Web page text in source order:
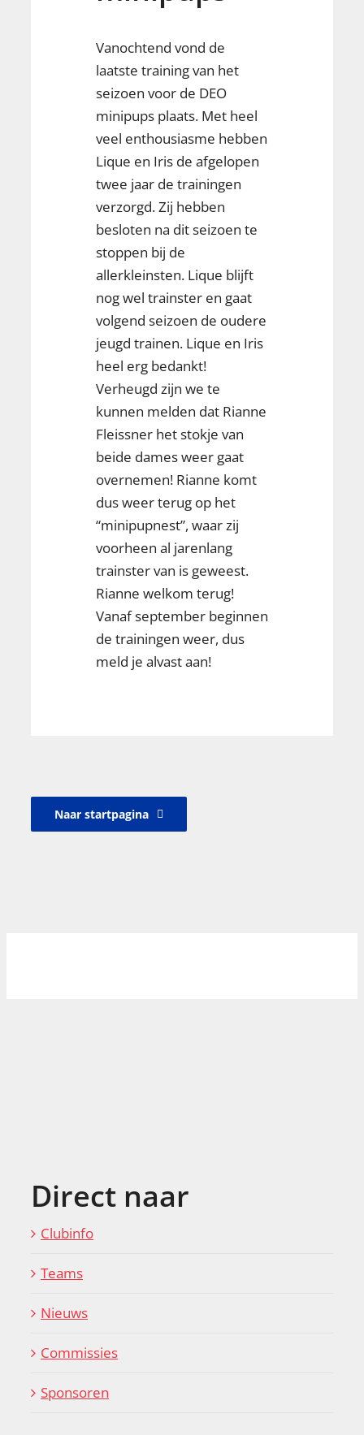
Vanochtend vond de
laatste training van het
seizoen voor de DEO
minipups plaats. Met heel
veel enthousiasme hebben
Lique en Iris de afgelopen
twee jaar de trainingen
verzorgd. Zij hebben
besloten na dit seizoen te
stoppen bij de
allerkleinsten. Lique blijft
nog wel trainster en gaat
volgend seizoen de oudere
jeugd trainen. Lique en Iris
heel erg bedankt!
Verheugd zijn we te
kunnen melden dat Rianne
Fleissner het stokje van
beide dames weer gaat
overnemen! Rianne komt
dus weer terug op het
“minipupnest”, waar zij
voorheen al jarenlang
trainster van is geweest.
Rianne welkom terug!
Vanaf september beginnen
de trainingen weer, dus
meld je alvast aan!
Naar startpagina
Direct naar
Clubinfo
Teams
Nieuws
Commissies
Sponsoren